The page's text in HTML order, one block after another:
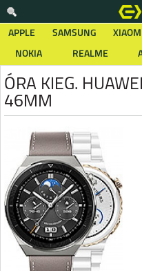
APPLE SAMSUNG
NOKIA
REALME
ÓRA KIEG.
46MM